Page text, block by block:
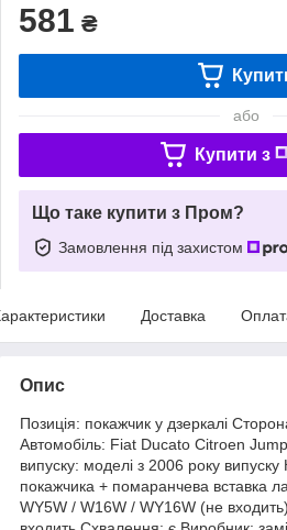
581 ₴
або
Купити з
Що таке купити з Пром?
Замовлення під захистом
Доставка
Опис
Позиція: покажчик у дзеркалі
Автомобіль: Fiat Ducato Citroen
випуску: моделі з 2006 року випуску
покажчика + помаранчева вставка
WY5W / W16W / WY16W (не